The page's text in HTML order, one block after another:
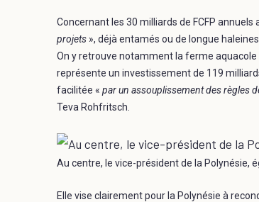
Concernant les 30 milliards de FCFP annuels
projets », déjà entamés ou de longue
On y retrouve notamment la ferme
représente un investissement de 119
facilitée « par un assouplissement des règles
Teva Rohfritsch.
Au centre, le vice-président de la Polynésie,
Elle vise clairement pour la Polynésie à